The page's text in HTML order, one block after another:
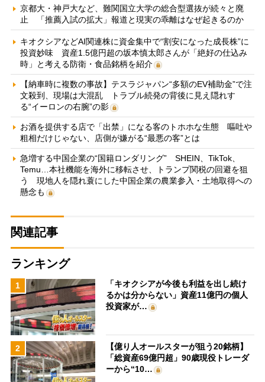
京都大・神戸大など、難関国立大学の総合型選抜が続々と廃
止 「推薦入試の拡大」報道と現実の乖離はなぜ起きるのか
キオクシアなどAI関連株に資金集中で“割安になった成長株”に
投資妙味 資産1.5億円超の坂本慎太郎さんが「絶好の仕込み
時」と考える防衛・食品銘柄を紹介
【納車時に複数の事故】テスラジャパン“多額のEV補助金”で注
文殺到、現場は大混乱 トラブル続発の背後に見え隠れす
る“イーロンの右腕”の影
お酒を提供する店で「出禁」になる客のトホホな生態 嘔吐や
粗相だけじゃない、店側が嫌がる“最悪の客”とは
急増する中国企業の“国籍ロンダリング” SHEIN、TikTok、
Temu…本社機能を海外に移転させ、トランプ関税の回避を狙
う 現地人を隠れ蓑にした中国企業の農業参入・土地取得への
懸念も
関連記事
ランキング
1
「キオクシアが今後も利益を出し続け
るかは分からない」資産11億円の個人
投資家が…
2
【億り人オールスターが狙う20銘柄】
「総資産69億円超」90歳現役トレーダ
ーから“10…